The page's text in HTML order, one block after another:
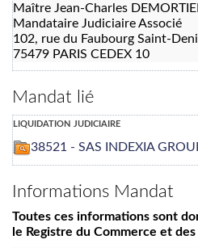
Maître Jean-Charles
Mandataire Judiciaire Associé
102, rue du Faubourg Saint-
75479 PARIS CEDEX 10
Mandat lié
liquidation judiciaire
38521 - SAS INDEXIA
Informations Mandat
Toutes ces informations sont
le Registre du Commerce et